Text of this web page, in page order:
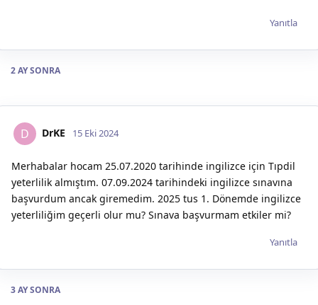
Yanıtla
2 AYSONRA
D DrKE 15 Eki 2024
Merhabalar hocam 25.07.2020 tarihinde ingilizce için Tıpdil
yeterlilik almıştım. 07.09.2024 tarihindeki ingilizce sınavına
başvurdum ancak giremedim. 2025 tus 1. Dönemde ingilizce
yeterliliğim geçerli olur mu? Sınava başvurmam etkiler mi?
Yanıtla
3 AYSONRA